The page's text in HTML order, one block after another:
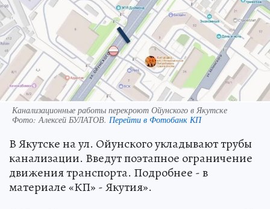
Канализационные работы перекроют Ойунского в Якутске
Фото:Алексей БУЛАТОВ. Перейти в Фотобанк КП
В Якутске на ул. Ойунского укладывают трубы
канализации. Введут поэтапное ограничение
движения транспорта. Подробнее - в
материале «КП» - Якутия».